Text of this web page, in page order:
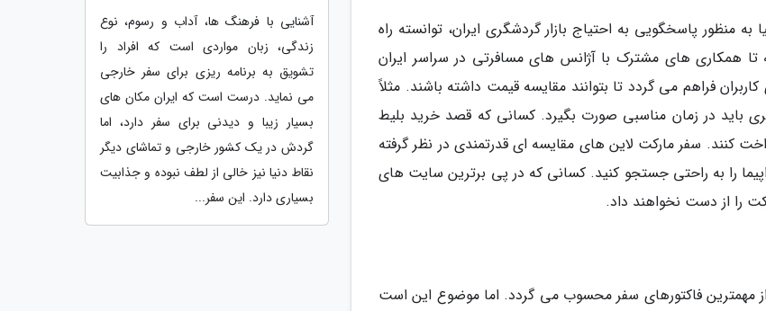
منظور پاسخگویی به احتیاج بازار گردشگری ایران، توانسته راه
همکاری های مشترک با آژانس های مسافرتی در سراسر ایران
فراهم می گردد تا بتوانند مقایسه قیمت داشته باشند. مثلاً
باید در زمان مناسبی صورت بگیرد. کسانی که قصد خرید بلیط
کنند. سفر مارکت لاین های مقایسه ای قدرتمندی در نظر گرفته
را به راحتی جستجو کنید. کسانی که در پی برترین سایت های
را از دست نخواهند داد.
مهمترین فاکتورهای سفر محسوب می گردد. اما موضوع این است
آشنایی با فرهنگ ها، آداب و رسوم، نوع
زندگی، زبان مواردی است که افراد را
تشویق به برنامه ریزی برای سفر خارجی
می نماید. درست است که ایران مکان های
بسیار زیبا و دیدنی برای سفر دارد، اما
گردش در یک کشور خارجی و تماشای دیگر
نقاط دنیا نیز خالی از لطف نبوده و جذابیت
بسیاری دارد. این سفر...